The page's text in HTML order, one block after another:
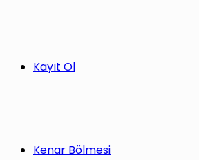
Kayıt Ol
Kenar Bölmesi